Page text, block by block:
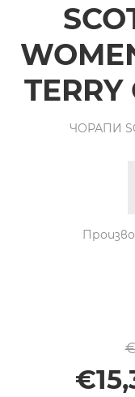
TERRY
ЧОРАПИ